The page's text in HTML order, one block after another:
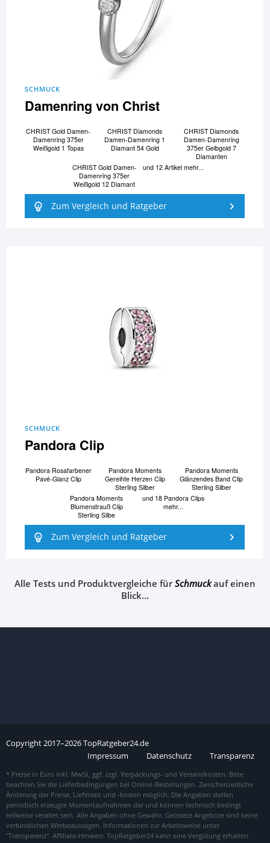
SCHMUCK
Damenring von Christ
CHRIST Gold Damen-
Damenring 375er
Weißgold 1 Topas
CHRIST Diamonds
Damen-Damenring 1
Diamant 54 Gold
CHRIST Diamonds
Damen-Damenring
375er Gelbgold 7
Diamanten
CHRIST Gold Damen-
Damenring 375er
Weißgold 12 Diamant
und 12 Artikel mehr...
Zum Vergleich und Ratgeber
SCHMUCK
Pandora Clip
Pandora Rosafarbener
Pavé-Glanz Clip
Pandora Moments
Gereihte Herzen Clip
Sterling Silber
Pandora Moments
Glänzendes Band Clip
Sterling Silber
Pandora Moments
Blumenstrauß Clip
Sterling Silbe
und 18 Pandora Clips
mehr...
Zum Vergleich und Ratgeber
Alle Tests und Produktvergleiche fürSchmuckauf einen
Blick…
Copyright2017–2026TopRatgeber24.de
Impressum
Datenschutz Transparenz